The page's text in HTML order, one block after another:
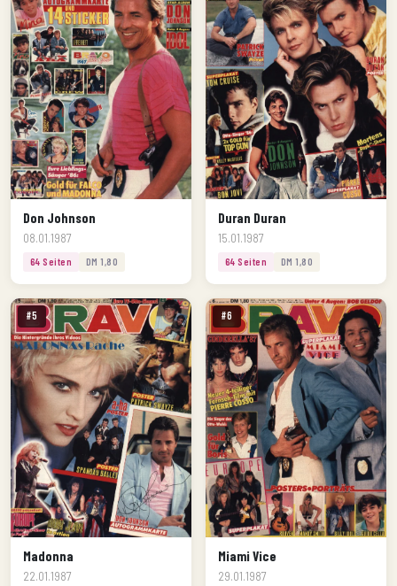
Don Johnson
08.01.1987
64 Seiten DM 1,80
Duran Duran
15.01.1987
64 Seiten DM 1,80
#5
Madonna
22.01.1987
#6
Miami Vice
29.01.1987